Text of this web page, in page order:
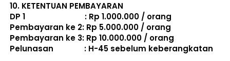
10. KETENTUAN PEMBAYARAN
DP 1                             : Rp 1.000.000 / orang
Pembayaran ke 2: Rp 5.000.000 / orang
Pembayaran ke 3: Rp 10.000.000 / orang
Pelunasan               : H-45 sebelum keberangkatan